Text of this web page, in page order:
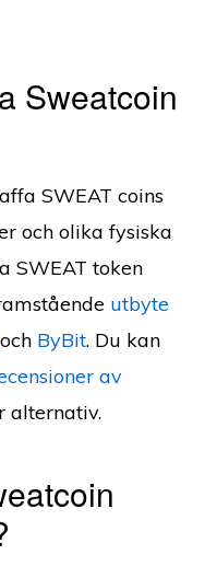
Sweatcoin
SWEAT coins
och olika fysiska
SWEAT token
utbyte
och ByBit. Du kan
av
alternativ.